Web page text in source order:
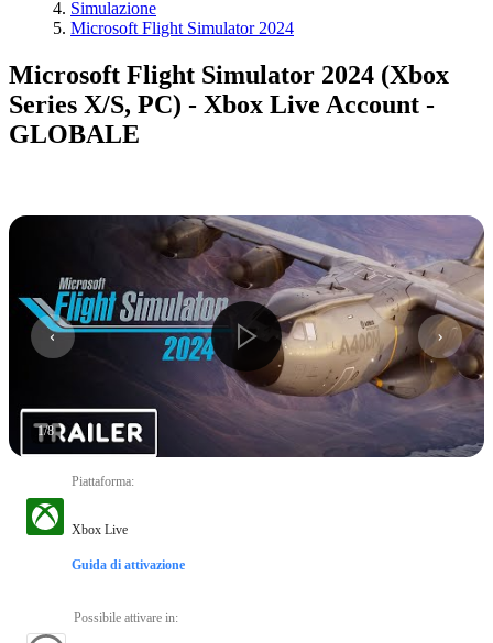
Simulazione
Microsoft Flight Simulator 2024
Microsoft Flight Simulator 2024 (Xbox
Series X/S, PC) - Xbox Live Account -
GLOBALE
1/8
Piattaforma:
Xbox Live
Guida di attivazione
Possibile attivare in: